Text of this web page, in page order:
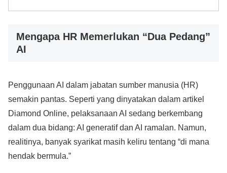
Mengapa HR Memerlukan “Dua Pedang”
AI
Penggunaan AI dalam jabatan sumber manusia (HR)
semakin pantas. Seperti yang dinyatakan dalam artikel
Diamond Online, pelaksanaan AI sedang berkembang
dalam dua bidang: AI generatif dan AI ramalan. Namun,
realitinya, banyak syarikat masih keliru tentang “di mana
hendak bermula.”